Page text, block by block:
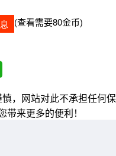
(查看需要80金币)
，网站对此不承担任何保
来更多的便利！